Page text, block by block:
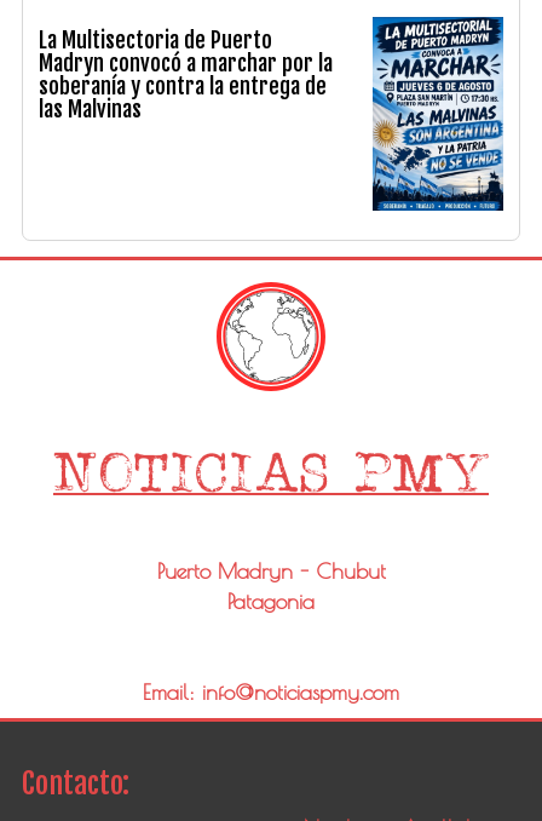
La Multisectoria de Puerto
Madryn convocó a marchar por la
soberanía y contra la entrega de
las Malvinas
Puerto Madryn - Chubut
Patagonia
Email: info@noticiaspmy.com
Contacto: